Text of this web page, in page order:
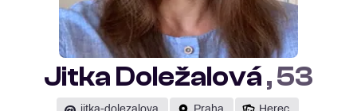
Jitka Doležalová, 53